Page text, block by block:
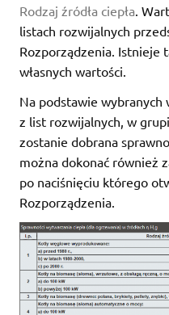
Rodzaj źródła ciepła.
listach rozwijalnych
Rozporządzenia. Istnieje
własnych wartości.
Na podstawie wybranych
z list rozwijalnych, w
zostanie dobrana
można dokonać również
po naciśnięciu którego
Rozporządzenia.